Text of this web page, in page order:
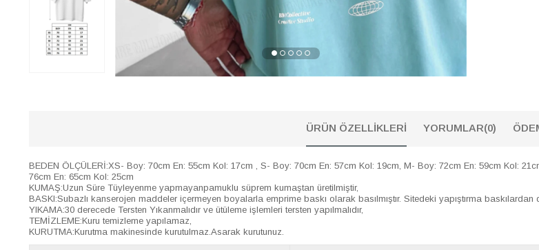
ÜRÜN ÖZELLIKLERI YORUMLAR(0)
BEDEN ÖLÇÜLERİ:XS- Boy: 70cm En: 55cm Kol: 17cm , S- Boy: 70cm En: 57cm Kol: 19cm, M- Boy: 72cm En: 59cm Kol:
76cm En: 65cm Kol: 25cm
KUMAŞ:Uzun Süre Tüyleyenme yapmayanpamuklu süprem kumaştan üretilmiştir,
BASKI:Subazlı kanserojen maddeler içermeyen boyalarla emprime baskı olarak basılmıştır. Sitedeki yapıştırma
YIKAMA:30 derecede Tersten Yıkanmalıdır ve ütüleme işlemleri tersten yapılmalıdır,
TEMİZLEME:Kuru temizleme yapılamaz,
KURUTMA:Kurutma makinesinde kurutulmaz.Asarak kurutunuz.